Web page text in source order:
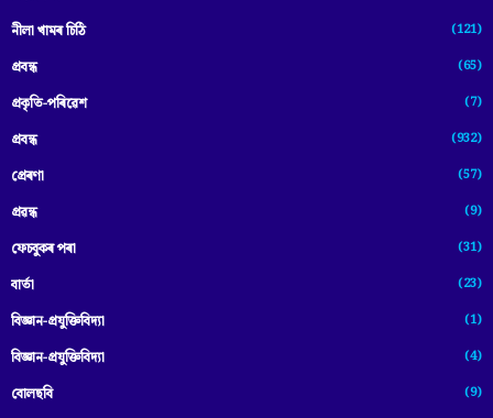
নীলা খামৰ চিঠি (121)
প্রবন্ধ (65)
প্ৰকৃতি-পৰিৱেশ (7)
প্ৰবন্ধ (932)
প্ৰেৰণা (57)
প্ৰৱন্ধ (9)
ফেচবুকৰ পৰা (31)
বাৰ্তা (23)
বিজ্ঞান-প্রযুক্তিবিদ্যা (1)
বিজ্ঞান-প্ৰযুক্তিবিদ্যা (4)
বোলছবি (9)